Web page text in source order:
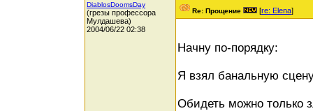
DiablosDoomsDay
(грезы профессора
Мулдашева)
2004/06/22 02:38
Re: Прощение [re: Elena]
Начну по-порядку:
Я взял банальную
Обидеть можно только